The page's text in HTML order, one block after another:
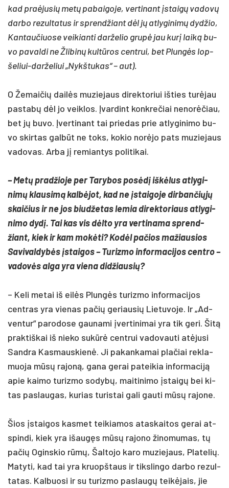
kad pra­ėju­sių metų pa­bai­go­je, ver­ti­nant įstaigų va­dovų
dar­bo re­zul­ta­tus ir sprend­žiant dėl jų at­ly­gi­nimų dyd­žio,
Kan­tau­čiuo­se vei­kian­ti dar­že­lio grupė jau kurį laiką bu­
vo pa­val­di ne Žli­binų kultū­ros cent­rui, bet Plungės lop­
še­liui-dar­že­liui „Nykš­tu­kas“ – aut).
O Že­mai­čių dailės mu­zie­jaus di­rek­to­riui iš­ties turė­jau
pa­stabų dėl jo veik­los. Įvar­dint konk­re­čiai ne­norė­čiau,
bet jų bu­vo. Įver­ti­nant tai prie­das prie at­ly­gi­ni­mo bu­
vo skir­tas galbūt ne toks, ko­kio norė­jo pa­ts mu­zie­jaus
va­do­vas. Ar­ba jį re­mian­tys po­li­ti­kai.
– Metų pra­džio­je per Ta­ry­bos po­sėdį iškė­lus at­ly­gi­
nimų klau­simą kalbė­jot, kad ne įstai­go­je dir­ban­čiųjų
skai­čius ir ne jos biud­že­tas le­mia di­rek­to­riaus at­ly­gi­
ni­mo dydį. Tai kas vis dėlto yra ver­ti­na­ma sprend­
žiant, kiek ir kam mokė­ti? Kodėl pa­čios ma­žiau­sios
Sa­vi­val­dybės įstai­gos – Tu­riz­mo in­for­ma­ci­jos cent­ro –
va­dovės al­ga yra vie­na did­žiau­sių?
– Ke­li me­tai iš eilės Plungės tu­riz­mo in­for­ma­ci­jos
cent­ras yra vie­nas pa­čių ge­riau­sių Lie­tu­vo­je. Ir „Ad­
ven­tur“ pa­ro­do­se gau­na­mi įver­ti­ni­mai yra tik ge­ri. Šitą
pra­ktiš­kai iš nie­ko su­kūrė cent­rui va­do­vau­ti at­ėju­si
Sand­ra Kas­maus­kienė. Ji pa­kan­ka­mai pla­čiai rek­la­
muo­ja mūsų ra­joną, ga­na ge­rai pa­tei­kia in­for­ma­ciją
apie kai­mo tu­riz­mo so­dybų, mai­ti­ni­mo įstaigų bei ki­
tas pa­slau­gas, ku­rias tu­ris­tai ga­li gau­ti mūsų ra­jo­ne.
Šios įstai­gos kas­met tei­kia­mos ata­skai­tos ge­rai at­
spin­di, kiek yra išaugęs mūsų ra­jo­no ži­no­mu­mas, tų
pa­čių Ogins­kio rūmų, Šal­to­jo ka­ro mu­zie­jaus, Pla­te­lių.
Ma­ty­ti, kad tai yra kruopš­taus ir tiks­lin­go dar­bo re­zul­
ta­tas. Kal­buo­si ir su tu­riz­mo pa­slaugų teikė­jais, jie